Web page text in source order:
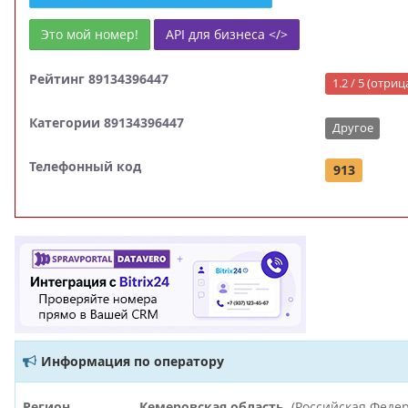
Это мой номер! API для бизнеса </>
Рейтинг 89134396447 1.2 / 5
Категории 89134396447 Другое
Телефонный код 913
Информация по оператору